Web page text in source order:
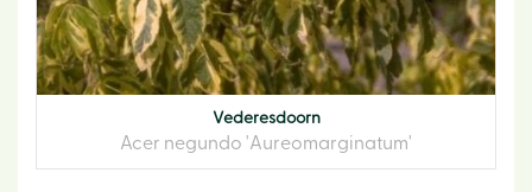
Vederesdoorn
Acer negundo 'Aureomarginatum'